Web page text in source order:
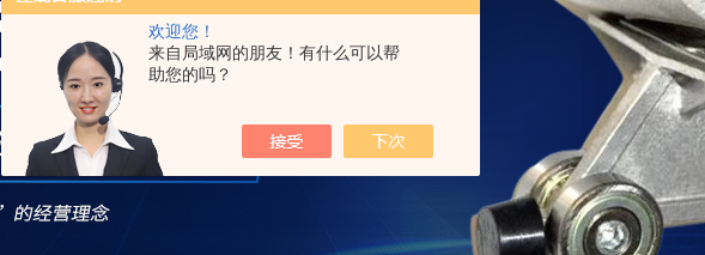
欢迎您！
来自局域网的朋友！有什么可以帮
助您的吗？